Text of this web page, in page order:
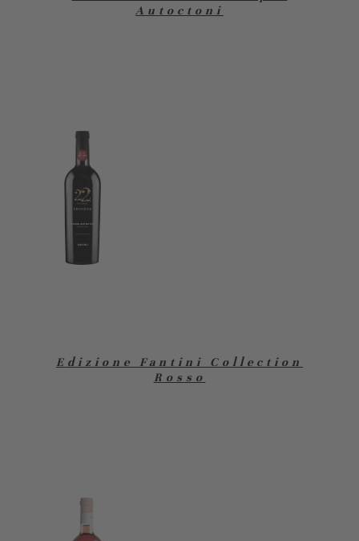
Autoctoni
Edizione Fantini Collection
Rosso